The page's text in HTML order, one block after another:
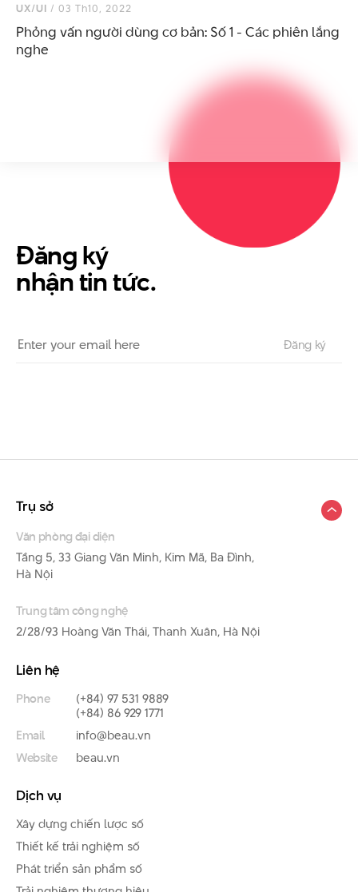
UX/UI / 03 Th10, 2022
Phỏng vấn người dùng cơ bản: Số 1 - Các phiên lắng
nghe
Đăng ký
nhận tin tức.
Trụ sở
Văn phòng đại diện
Tầng 5, 33 Giang Văn Minh, Kim Mã, Ba Đình,
Hà Nội
Trung tâm công nghệ
2/28/93 Hoàng Văn Thái, Thanh Xuân, Hà Nội
Liên hệ
Phone
(+84) 97 531 9889
(+84) 86 929 1771
Email
info@beau.vn
Website
beau.vn
Dịch vụ
Xây dựng chiến lược số
Thiết kế trải nghiệm số
Phát triển sản phẩm số